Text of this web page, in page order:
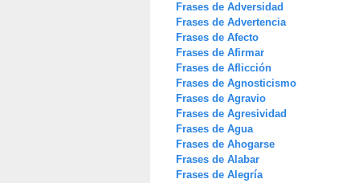
Frases de Adversidad
Frases de Advertencia
Frases de Afecto
Frases de Afirmar
Frases de Aflicción
Frases de Agnosticismo
Frases de Agravio
Frases de Agresividad
Frases de Agua
Frases de Ahogarse
Frases de Alabar
Frases de Alegría